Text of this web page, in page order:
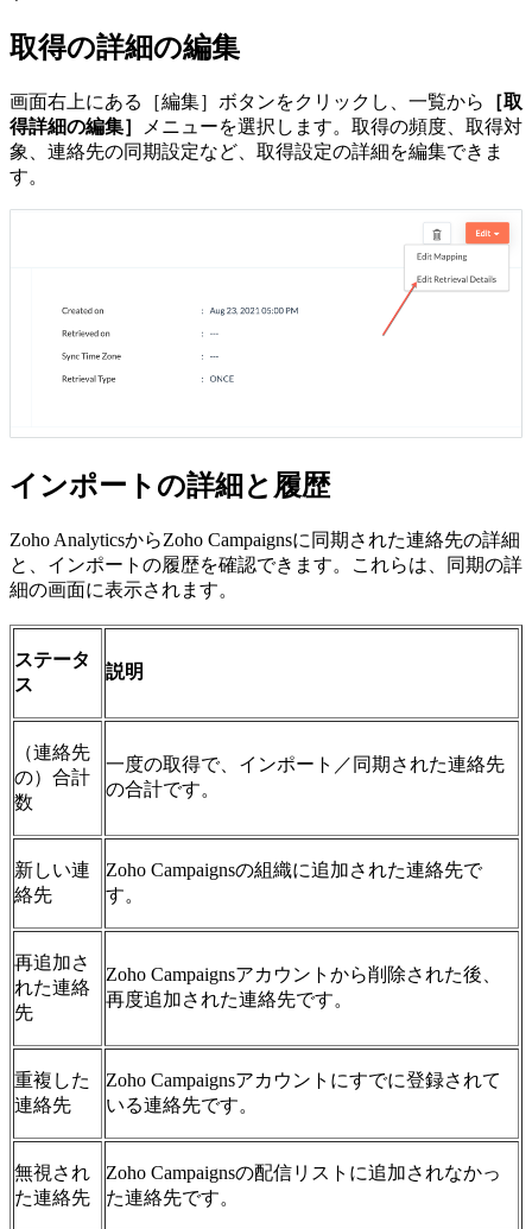
取得の詳細の編集
画面右上にある［編集］ボタンをクリックし、一覧から
［取
得詳細の編集］
メニューを選択します。取得の頻度、取得対
象、連絡先の同期設定など、取得設定の詳細を編集できま
す。
インポートの詳細と履歴
Zoho AnalyticsからZoho Campaignsに同期された連絡先の詳細
と、インポートの履歴を確認できます。これらは、同期の詳
細の画面に表示されます。
ステータ
ス
説明
（連絡先
の）合計
数
一度の取得で、インポート／同期された連絡先
の合計です。
新しい連
絡先
Zoho Campaignsの組織に追加された連絡先で
す。
再追加さ
れた連絡
先
Zoho Campaignsアカウントから削除された後、
再度追加された連絡先です。
重複した
連絡先
Zoho Campaignsアカウントにすでに登録されて
いる連絡先です。
無視され
た連絡先
Zoho Campaignsの配信リストに追加されなかっ
た連絡先です。